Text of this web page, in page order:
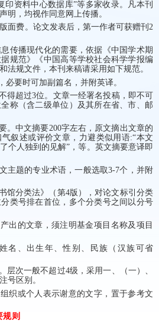
印资料中心数据库”等多家收录。凡本刊
明，均视作同意网上传播。
面费。论文发表后，第一作者可获赠刊2
传播现代化的需要，依据《中国学术期
规范》《中国高等学校社会科学学报编
法规文件，本刊来稿请采用如下规范。
必要时可加副篇名，并附英译。
得超过3位。文章一经署名投稿，即不可
称（含二级单位）及其所在省、市、邮
。中文摘要200字左右，原文摘出文章的
叙述或评价文章，力避类似用语:“本文
个人独到的见解”，等。英文摘要意译即
主题的专业术语，一般选取3-7个，并附
馆分类法》（第4版），对论文标引分类
类号排在首位，多个分类号之间以分号
出的文章，须注明基金项目名称及项目
名、出生年、性别、民族（汉族可省
层次一般不超过4级，采用一、（一）、
号区别。
织或个人表示谢意的文字，置于参考文
规则